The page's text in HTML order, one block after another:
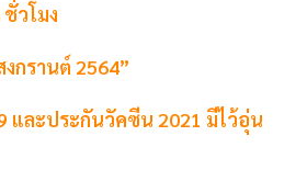
วโมง
กรานต์ 2564”
และประกันวัคซีน 2021 มีไว้อุ่น